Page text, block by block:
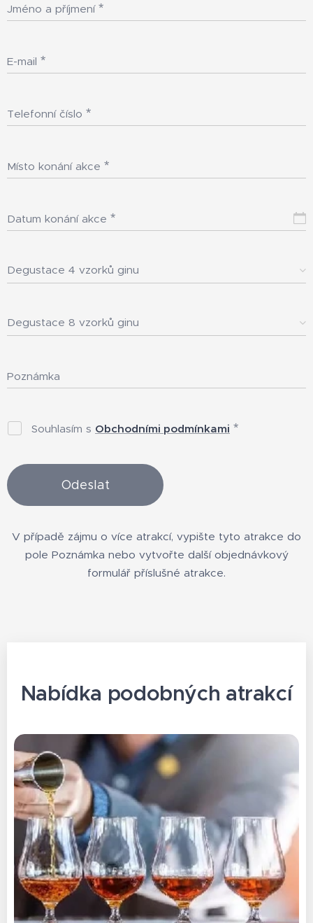
Jméno a příjmení
E-mail
Telefonní číslo
Místo konání akce
Datum konání akce
Degustace 4 vzorků ginu
Degustace 8 vzorků ginu
Poznámka
Souhlasím s Obchodními podmínkami
Odeslat
V případě zájmu o více atrakcí, vypište tyto atrakce do
pole Poznámka nebo vytvořte další objednávkový
formulář příslušné atrakce.
Nabídka podobných atrakcí